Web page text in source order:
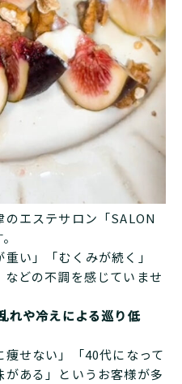
のエステサロン「SALON
い」「むくみが続く」
などの不調を感じていませ
れや冷えによる巡り低
せない」「40代になって
ある」というお客様が多